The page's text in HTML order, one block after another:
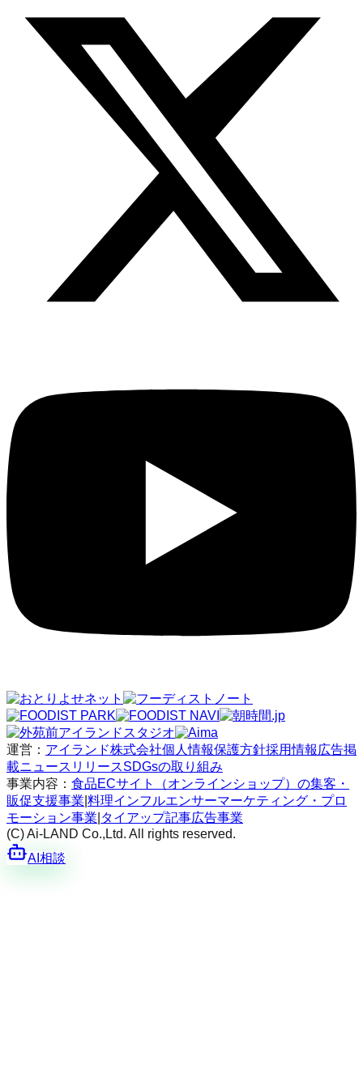
運営： アイランド株式会社個人情報保護方針採用情報 広告掲
載ニュースリリースSDGsの取り組み
事業内容： 食品ECサイト（オンラインショップ）の集客・
販促支援事業 料理インフルエンサーマーケティング・プロ
モーション事業 タイアップ記事広告事業
(C) Ai-LAND Co.,Ltd. All rights reserved.
AI相談